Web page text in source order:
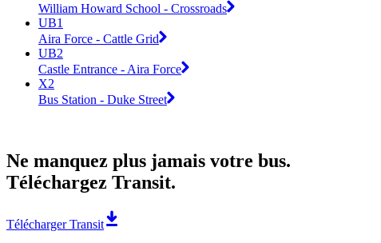
William Howard School - Crossroads
UB1
Aira Force - Cattle Grid
UB2
Castle Entrance - Aira Force
X2
Bus Station - Duke Street
Ne manquez plus jamais votre bus.
Téléchargez Transit.
Télécharger Transit